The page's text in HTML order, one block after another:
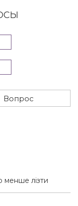
Вопрос
менше лізти